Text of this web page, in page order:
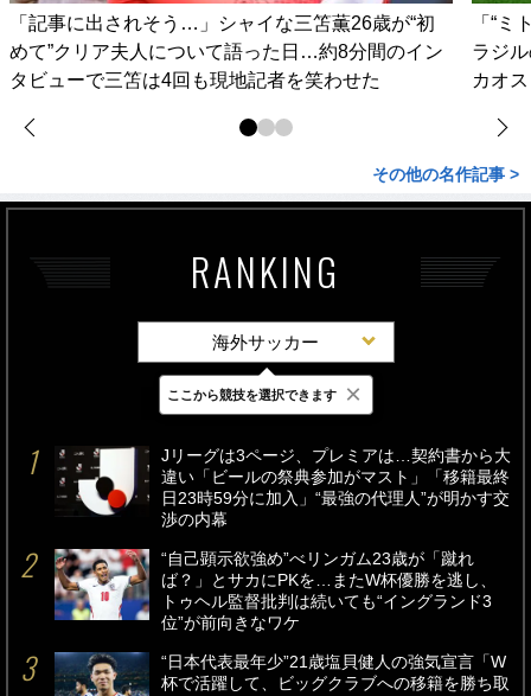
「記事に出されそう…」シャイな三笘薫26歳が“初
めて”クリア夫人について語った日…約8分間のイン
タビューで三笘は4回も現地記者を笑わせた
「“
ラジ
カオ
その他の名作記事 >
RANKING
海外サッカー
最新 24時間 週間
Jリーグは3ページ、プレミアは…契約書から大
違い「ビールの祭典参加がマスト」「移籍最終
日23時59分に加入」“最強の代理人”が明かす交
渉の内幕
“自己顕示欲強め”べリンガム23歳が「蹴れ
ば？」とサカにPKを…またW杯優勝を逃し、
トゥヘル監督批判は続いても“イングランド3
位”が前向きなワケ
“日本代表最年少”21歳塩貝健人の強気宣言「W
杯で活躍して、ビッグクラブへの移籍を勝ち取
ここから競技を選択できます ×